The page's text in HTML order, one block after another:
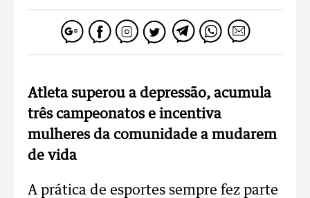
Atleta superou a depressão, acumula
três campeonatos e incentiva
mulheres da comunidade a mudarem
de vida
A prática de esportes sempre fez parte